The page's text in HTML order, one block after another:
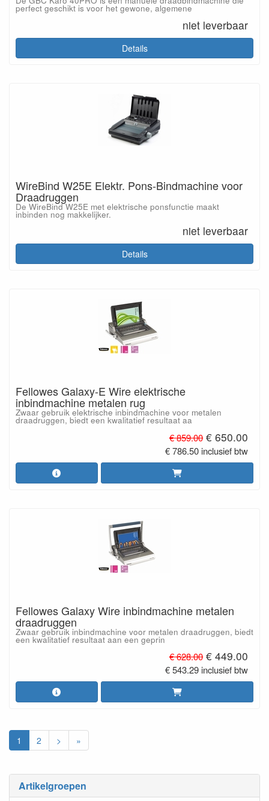
Artikelgroepen
perfect geschikt is voor het gewone, algemene
niet leverbaar
Details
WireBind W25E Elektr. Pons-Bindmachine voor
Draadruggen
De WireBind W25E met elektrische ponsfunctie maakt
inbinden nog makkelijker.
niet leverbaar
Details
Fellowes Galaxy-E Wire elektrische
inbindmachine metalen rug
Zwaar gebruik elektrische inbindmachine voor metalen
draadruggen, biedt een kwalitatief resultaat aa
€ 859.00 € 650.00
€ 786.50 inclusief btw
Fellowes Galaxy Wire inbindmachine metalen
draadruggen
Zwaar gebruik inbindmachine voor metalen draadruggen, biedt
een kwalitatief resultaat aan een geprin
€ 628.00 € 449.00
€ 543.29 inclusief btw
1 2 > »